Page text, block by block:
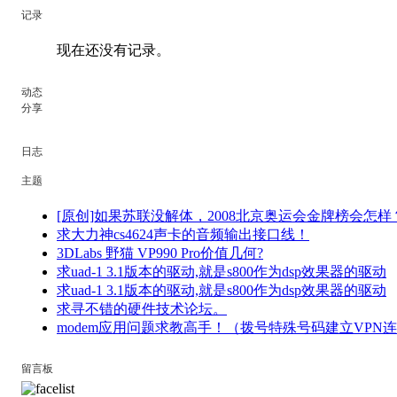
记录
现在还没有记录。
动态
分享
日志
主题
[原创]如果苏联没解体，2008北京奥运会金牌榜会怎样
求大力神cs4624声卡的音频输出接口线！
3DLabs 野猫 VP990 Pro价值几何?
求uad-1 3.1版本的驱动,就是s800作为dsp效果器的驱动
求uad-1 3.1版本的驱动,就是s800作为dsp效果器的驱动
求寻不错的硬件技术论坛。
modem应用问题求教高手！（拨号特殊号码建立VPN连
留言板